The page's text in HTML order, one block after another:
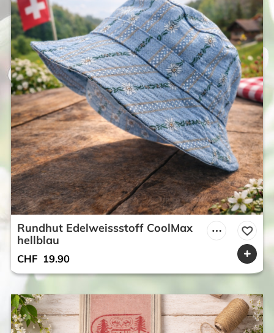
Rundhut Edelweissstoff CoolMax
hellblau
CHF 19.90